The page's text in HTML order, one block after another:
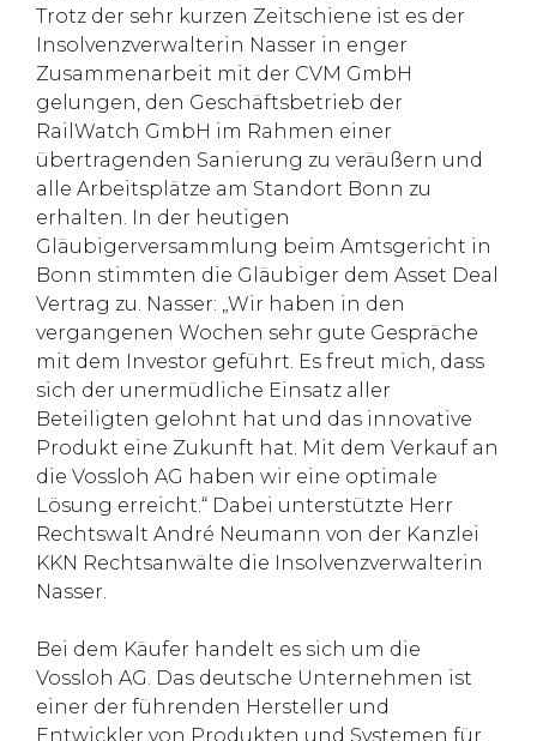
Trotz der sehr kurzen Zeitschiene ist es der
Insolvenzverwalterin Nasser in enger
Zusammenarbeit mit der CVM GmbH
gelungen, den Geschäftsbetrieb der
RailWatch GmbH im Rahmen einer
übertragenden Sanierung zu veräußern und
alle Arbeitsplätze am Standort Bonn zu
erhalten. In der heutigen
Gläubigerversammlung beim Amtsgericht in
Bonn stimmten die Gläubiger dem Asset Deal
Vertrag zu. Nasser: „Wir haben in den
vergangenen Wochen sehr gute Gespräche
mit dem Investor geführt. Es freut mich, dass
sich der unermüdliche Einsatz aller
Beteiligten gelohnt hat und das innovative
Produkt eine Zukunft hat. Mit dem Verkauf an
die Vossloh AG haben wir eine optimale
Lösung erreicht.“ Dabei unterstützte Herr
Rechtswalt André Neumann von der Kanzlei
KKN Rechtsanwälte die Insolvenzverwalterin
Nasser.
Bei dem Käufer handelt es sich um die
Vossloh AG. Das deutsche Unternehmen ist
einer der führenden Hersteller und
Entwickler von Produkten und Systemen für